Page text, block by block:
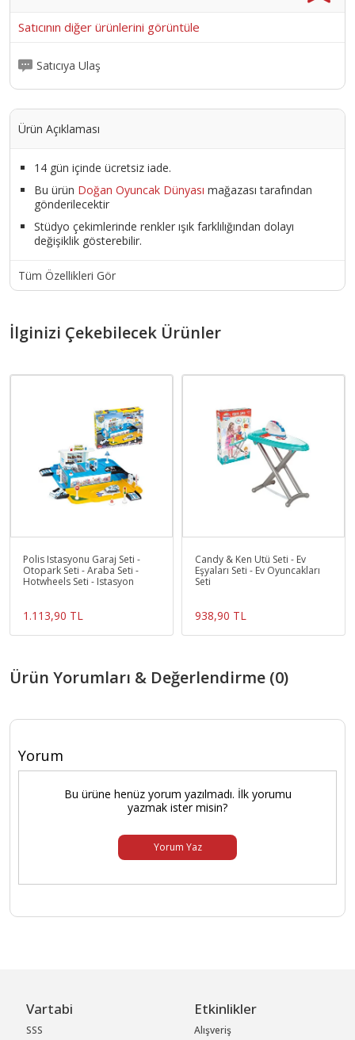
Satıcının diğer ürünlerini görüntüle
Satıcıya Ulaş
Ürün Açıklaması
14 gün içinde ücretsiz iade.
Bu ürün Doğan Oyuncak Dünyası mağazası tarafından
gönderilecektir
Stüdyo çekimlerinde renkler ışık farklılığından dolayı
değişiklik gösterebilir.
Tüm Özellikleri Gör
İlginizi Çekebilecek Ürünler
Polis Istasyonu Garaj Seti -
Otopark Seti - Araba Seti -
Hotwheels Seti - Istasyon
1.113,90 TL
Candy & Ken Ütü Seti - Ev
Eşyaları Seti - Ev Oyuncakları
Seti
938,90 TL
Ürün Yorumları & Değerlendirme (0)
Yorum
Bu ürüne henüz yorum yazılmadı. İlk yorumu
yazmak ister misin?
Yorum Yaz
Vartabi
SSS
Etkinlikler
Alışveriş